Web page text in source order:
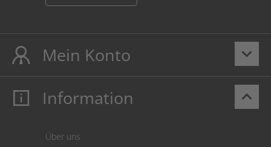
keyboard_arrow_down
Mein Konto
Mein Konto
keyboard_arrow_up
Information
Über uns